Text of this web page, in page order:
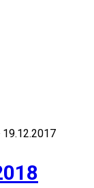
19.12.2017